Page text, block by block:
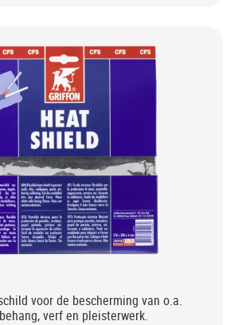
voor de bescherming van o.a.
verf en pleisterwerk.